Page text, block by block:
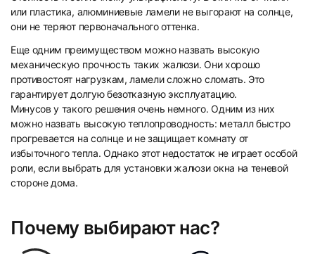
19 20
или пластика, алюминиевые ламели не выгорают на солнце,
они не теряют первоначального оттенка.
Еще одним преимуществом можно назвать высокую
механическую прочность таких жалюзи. Они хорошо
противостоят нагрузкам, ламели сложно сломать. Это
гарантирует долгую безотказную эксплуатацию.
Минусов у такого решения очень немного. Одним из них
можно назвать высокую теплопроводность: металл быстро
прогревается на солнце и не защищает комнату от
избыточного тепла. Однако этот недостаток не играет особой
роли, если выбрать для установки жалюзи окна на теневой
стороне дома.
Почему выбирают нас?